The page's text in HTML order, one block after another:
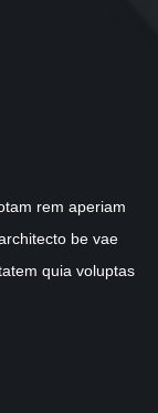
rem aperiam
be vae
quia voluptas